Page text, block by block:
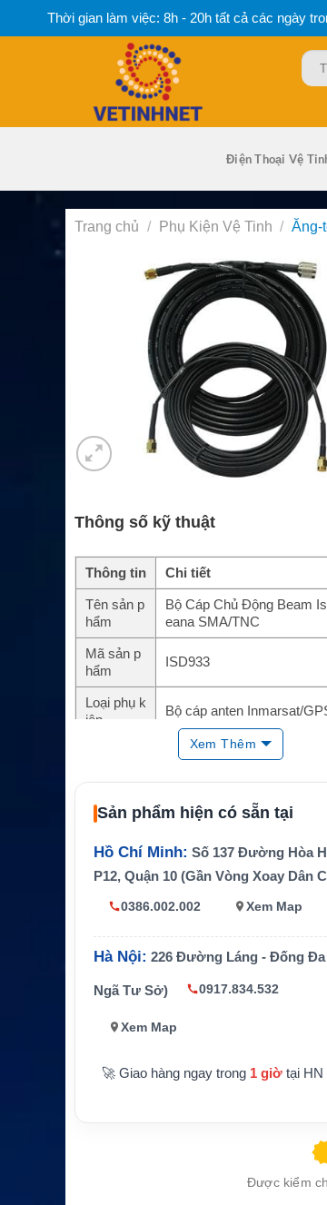
Thời gian làm việc: 8h - 20h tất cả các ngày
Tìm
kiếm:
Điện Thoại Vệ
Trang chủ / Phụ Kiện Vệ Tinh / Ăng-
Thông số kỹ thuật
Thông tin Chi tiết
Tên sản p
hẩm
Bộ Cáp Chủ Động Beam
eana SMA/TNC
Mã sản p
hẩm
ISD933
Loại phụ k
iện
Bộ cáp anten Inmarsat/
13m / 42.7ft
Bộ kit gồ
13m cáp anten Inmarsat và
ơng thích
Beam IsatDock, Beam
p
Anten tươ
Beam Inmarsat ISD710,
Hàng hải, phương tiện,
Lưu ý
ều dài cáp trước khi lắp đặt
Xem Thêm
Sản phẩm hiện có sẵn tại
Hồ Chí Minh: Số 137 Đường Hòa
P12, Quận 10 (Gần Vòng Xoay Dân
0386.002.002 Xem Map
Hà Nội: 226 Đường Láng - Đống Đa
Ngã Tư Sở) 0917.834.532
Xem Map
🚀 Giao hàng ngay trong 1 giờ tại HN
Được kiểm